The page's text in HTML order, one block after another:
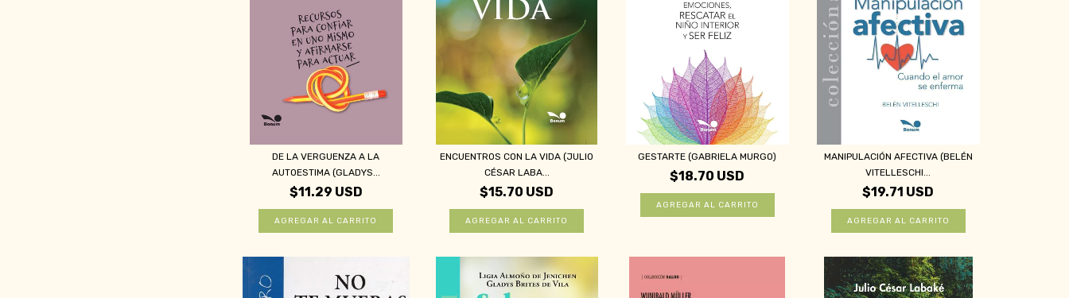
DE LA VERGUENZA A LA
AUTOESTIMA (GLADYS...
$11.29 USD
ENCUENTROS CON LA VIDA (JULIO
CÉSAR LABA...
$15.70 USD
GESTARTE (GABRIELA MURGO)
$18.70 USD
MANIPULACIÓN AFECTIVA (BELÉN
VITELLESCHI...
$19.71 USD